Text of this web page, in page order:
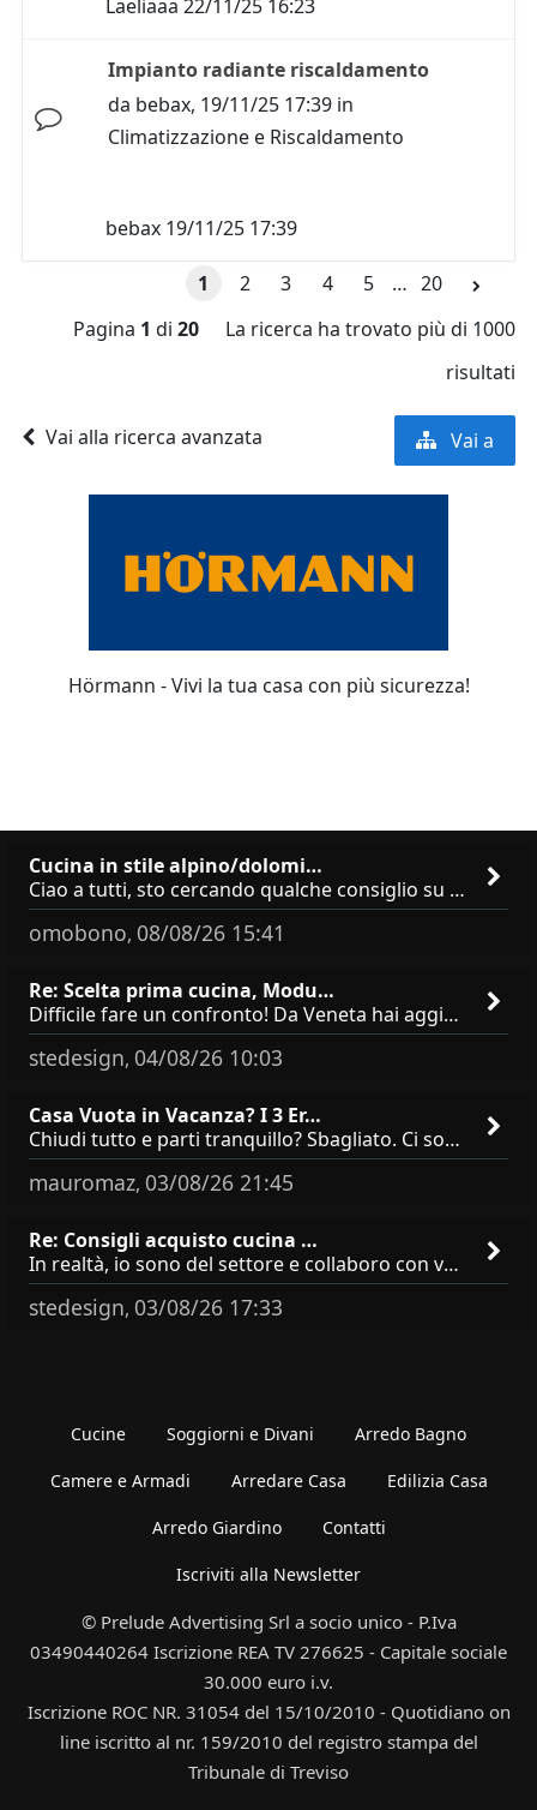
Laeliaaa 22/11/25 16:23
Impianto radiante riscaldamento
da bebax, 19/11/25 17:39 in
Climatizzazione e Riscaldamento
bebax 19/11/25 17:39
1 2 3 4 5 … 20
Pagina 1 di 20
La ricerca ha trovato più di 1000
risultati
Vai alla ricerca avanzata Vai a
Hörmann - Vivi la tua casa con più sicurezza!
Cucina in stile alpino/dolomi…
Ciao a tutti, sto cercando qualche consiglio su **marchi/produttori di cucine in stile alpino, montano o dolomitico**,
omobono, 08/08/26 15:41
Re: Scelta prima cucina, Modu…
Difficile fare un confronto! Da Veneta hai aggiunto i pensili a tutta altezza e una colonna dispensa da 30, che da soli
stedesign, 04/08/26 10:03
Casa Vuota in Vacanza? I 3 Er…
Chiudi tutto e parti tranquillo? Sbagliato. Ci sono 3 comportamenti che dicono ai ladri &quot;sono via per due settimane
mauromaz, 03/08/26 21:45
Re: Consigli acquisto cucina …
In realtà, io sono del settore e collaboro con vari negozi, ti possono dire che sono tutti brand abbastanza simili come
stedesign, 03/08/26 17:33
Cucine Soggiorni e Divani Arredo Bagno
Camere e Armadi Arredare Casa Edilizia Casa
Arredo Giardino Contatti
Iscriviti alla Newsletter
© Prelude Advertising Srl a socio unico - P.Iva
03490440264 Iscrizione REA TV 276625 - Capitale sociale
30.000 euro i.v.
Iscrizione ROC NR. 31054 del 15/10/2010 - Quotidiano on
line iscritto al nr. 159/2010 del registro stampa del
Tribunale di Treviso